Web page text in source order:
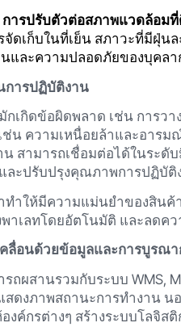
การปรับตัวต่อสภาพแวดล้อม
จัดเก็บในที่เย็น สภาวะที่มีฝุ่
นและความปลอดภัยของบุคล
การปฏิบัติงาน
เกิดข้อผิดพลาด เช่น การว
ช่น ความเหนื่อยล้าและอา
สามารถเชื่อมต่อได้ในระ
ละปรับปรุงคุณภาพการปฏิบัติ
ทำให้มีความแม่นยำของสินค้
าเลทโดยอัตโนมัติ และลดค
ลื่อนด้วยข้อมูลและการบูรณา
ถผสานรวมกับระบบ WMS,
สดงภาพสถานะการทำงาน น
งค์กรต่างๆ สร้างระบบโลจิ